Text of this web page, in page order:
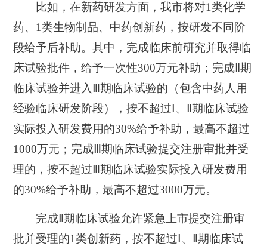
比如，在新药研发方面，我市将对1类化学
药、1类生物制品、中药创新药，按研发不同阶
段给予后补助。其中，完成临床前研究并取得临
床试验批件，给予一次性300万元补助；完成Ⅱ期
临床试验并进入Ⅲ期临床试验的（包含中药人用
经验临床研发阶段），按不超过Ⅰ、Ⅱ期临床试验
实际投入研发费用的30%给予补助，最高不超过
1000万元；完成Ⅲ期临床试验提交注册审批并受
理的，按不超过Ⅲ期临床试验实际投入研发费用
的30%给予补助，最高不超过3000万元。
完成Ⅱ期临床试验允许紧急上市提交注册审
批并受理的1类创新药，按不超过Ⅰ、Ⅱ期临床试